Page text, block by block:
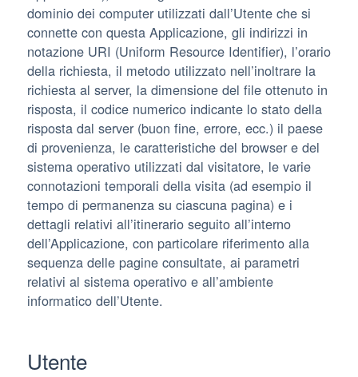
dominio dei computer utilizzati dall’Utente che si
connette con questa Applicazione, gli indirizzi in
notazione URI (Uniform Resource Identifier), l’orario
della richiesta, il metodo utilizzato nell’inoltrare la
richiesta al server, la dimensione del file ottenuto in
risposta, il codice numerico indicante lo stato della
risposta dal server (buon fine, errore, ecc.) il paese
di provenienza, le caratteristiche del browser e del
sistema operativo utilizzati dal visitatore, le varie
connotazioni temporali della visita (ad esempio il
tempo di permanenza su ciascuna pagina) e i
dettagli relativi all’itinerario seguito all’interno
dell’Applicazione, con particolare riferimento alla
sequenza delle pagine consultate, ai parametri
relativi al sistema operativo e all’ambiente
informatico dell’Utente.
Utente